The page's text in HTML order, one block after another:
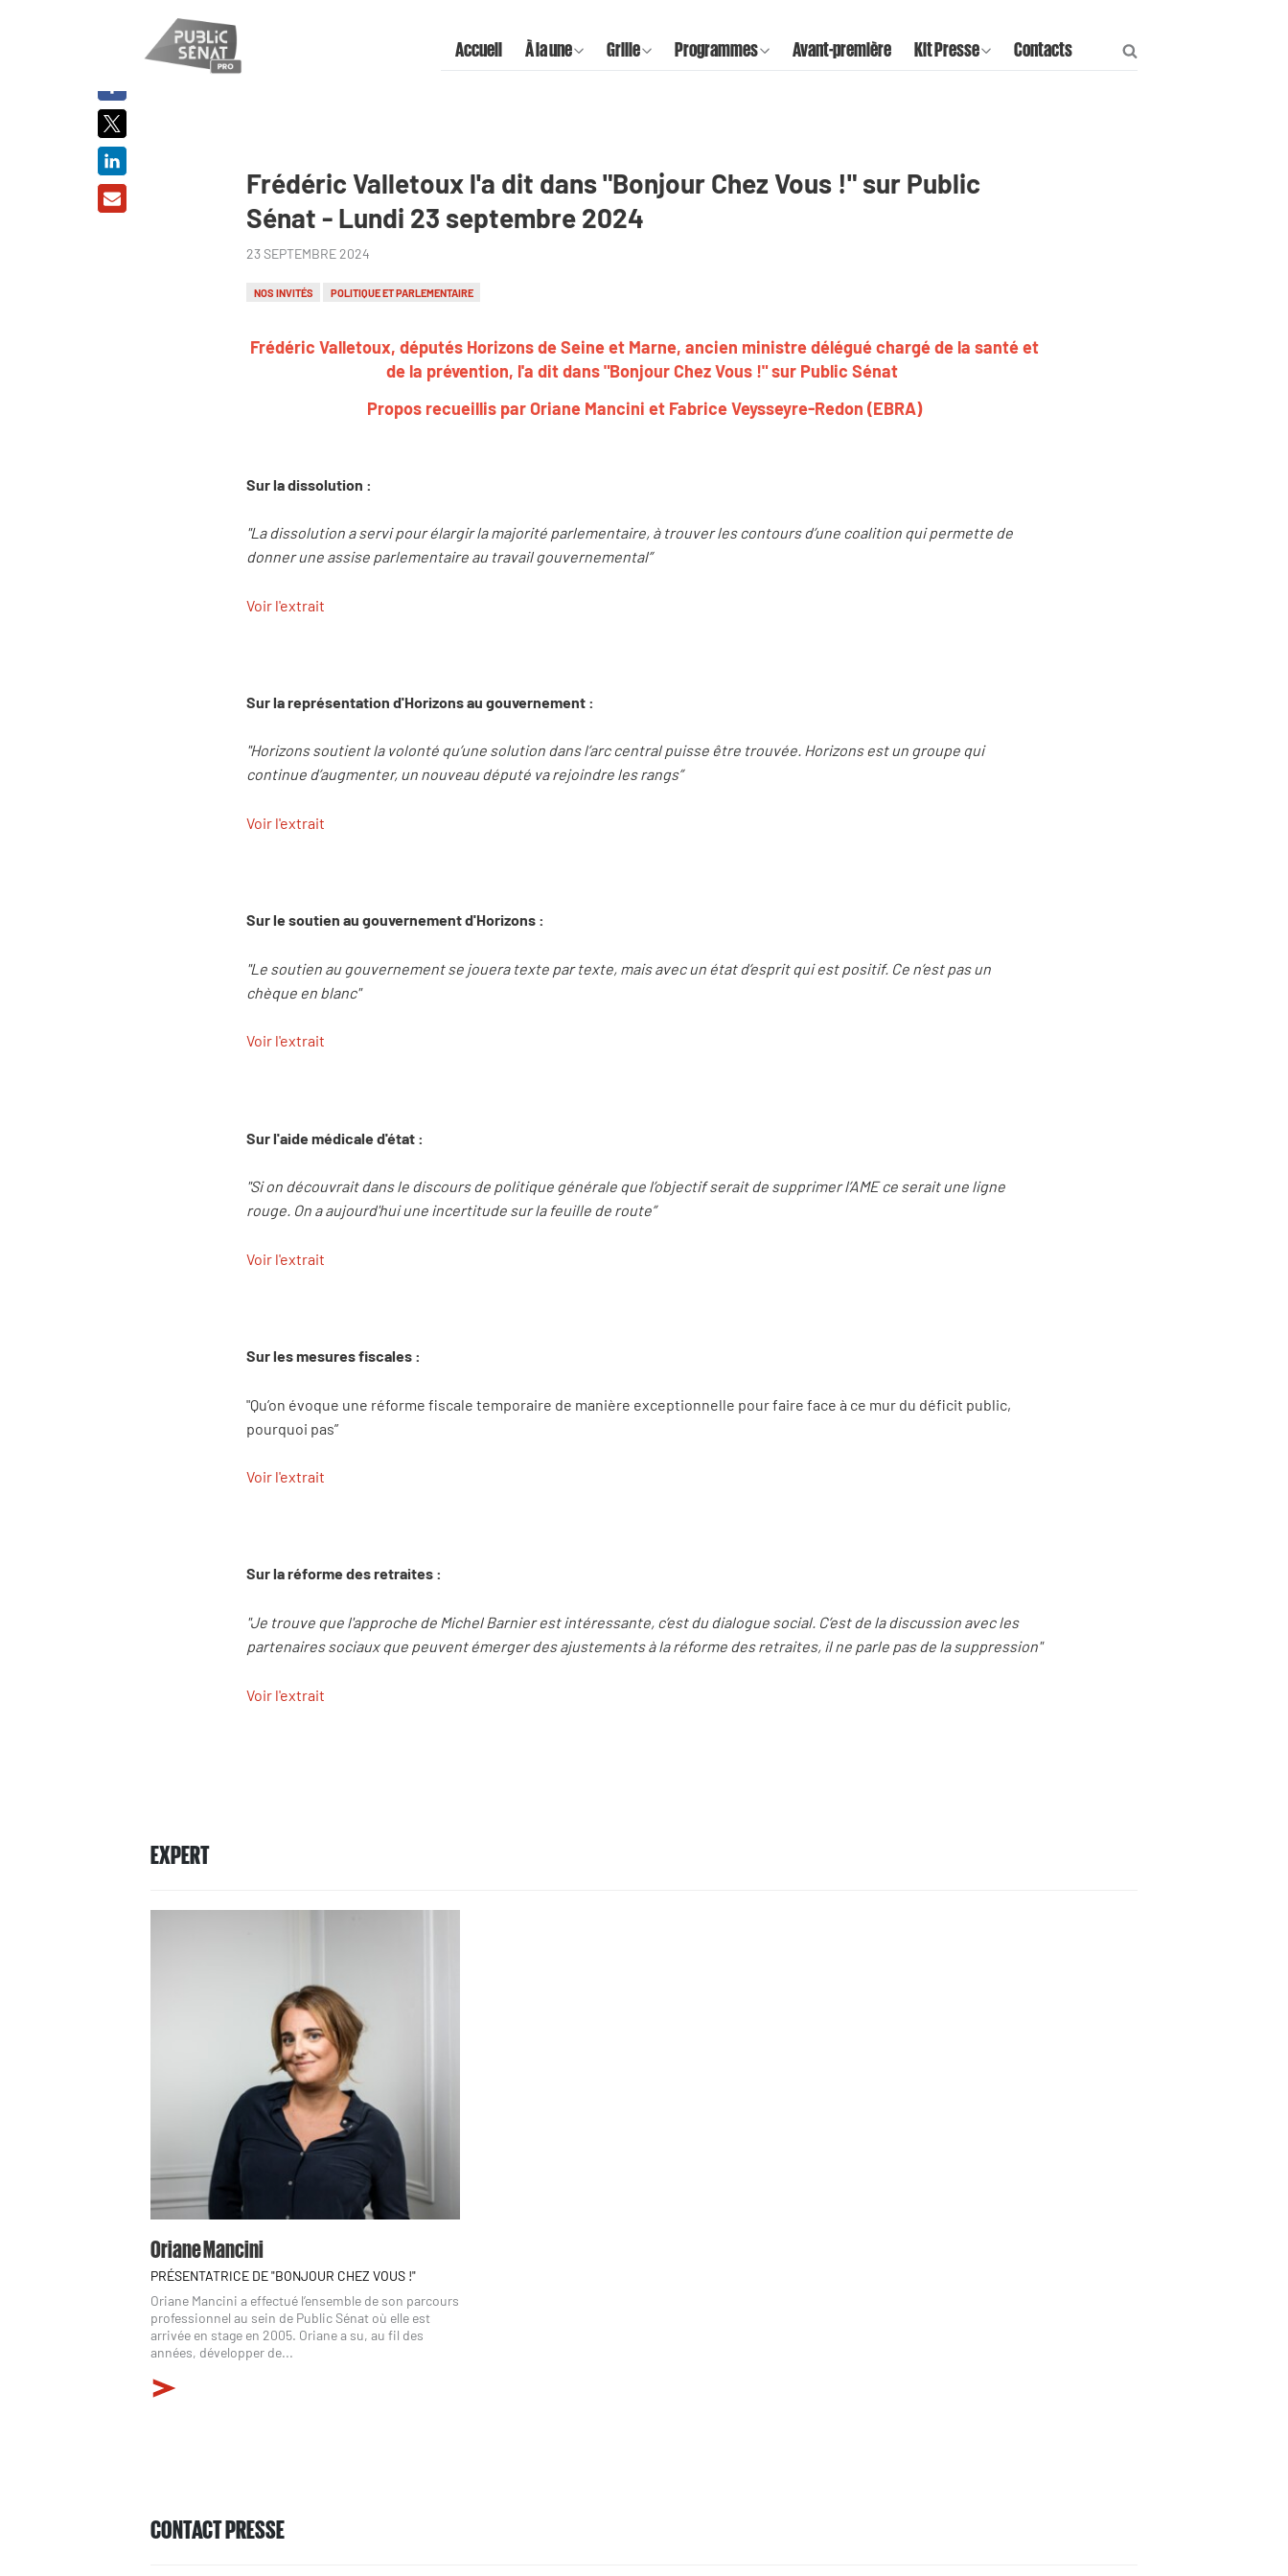
Accueil À la une Grille Programmes Avant-première Kit Presse Contacts
Frédéric Valletoux l'a dit dans "Bonjour Chez Vous !" sur Public
Sénat - Lundi 23 septembre 2024
23 SEPTEMBRE 2024
NOS INVITÉS POLITIQUE ET PARLEMENTAIRE
Frédéric Valletoux, députés Horizons de Seine et Marne, ancien ministre délégué chargé de la santé et
de la prévention, l'a dit dans "Bonjour Chez Vous !" sur Public Sénat
Propos recueillis par Oriane Mancini et Fabrice Veysseyre-Redon (EBRA)
Sur la dissolution :
"La dissolution a servi pour élargir la majorité parlementaire, à trouver les contours d’une coalition qui permette de
donner une assise parlementaire au travail gouvernemental”
Voir l'extrait
Sur la représentation d'Horizons au gouvernement :
"Horizons soutient la volonté qu’une solution dans l’arc central puisse être trouvée. Horizons est un groupe qui
continue d’augmenter, un nouveau député va rejoindre les rangs”
Voir l'extrait
Sur le soutien au gouvernement d'Horizons :
"Le soutien au gouvernement se jouera texte par texte, mais avec un état d’esprit qui est positif. Ce n’est pas un
chèque en blanc"
Voir l'extrait
Sur l'aide médicale d'état :
"Si on découvrait dans le discours de politique générale que l’objectif serait de supprimer l’AME ce serait une ligne
rouge. On a aujourd'hui une incertitude sur la feuille de route”
Voir l'extrait
Sur les mesures fiscales :
"Qu’on évoque une réforme fiscale temporaire de manière exceptionnelle pour faire face à ce mur du déficit public,
pourquoi pas”
Voir l'extrait
Sur la réforme des retraites :
"Je trouve que l'approche de Michel Barnier est intéressante, c’est du dialogue social. C’est de la discussion avec les
partenaires sociaux que peuvent émerger des ajustements à la réforme des retraites, il ne parle pas de la suppression"
Voir l'extrait
EXPERT
Oriane Mancini
PRÉSENTATRICE DE "BONJOUR CHEZ VOUS !"
Oriane Mancini a effectué l’ensemble de son parcours
professionnel au sein de Public Sénat où elle est
arrivée en stage en 2005. Oriane a su, au fil des
années, développer de...
CONTACT PRESSE